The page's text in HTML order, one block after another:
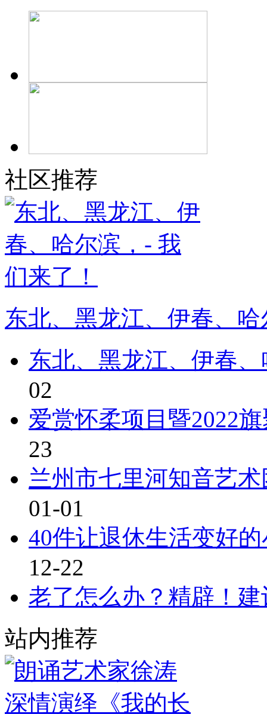
社区推荐
东北、黑龙江、伊春、
东北、黑龙江、伊春
02
爱赏怀柔项目暨2022
23
兰州市七里河知音艺
01-01
40件让退休生活变好
12-22
老了怎么办？精辟！
站内推荐